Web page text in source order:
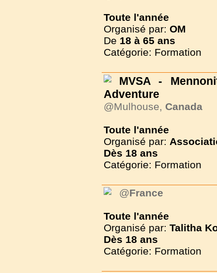
Toute l'année
Organisé par: OM
De 18 à 65 ans
Catégorie: Formation
MVSA -
Adventure
@Mulhouse, Canada
Toute l'année
Organisé par:
Dès 18 ans
Catégorie: Formation
@France
Toute l'année
Organisé par: Talitha
Dès 18 ans
Catégorie: Formation